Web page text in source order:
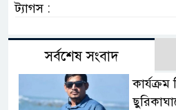
ট্যাগস :
সর্বশেষ সংবাদ
কার্যক্রম